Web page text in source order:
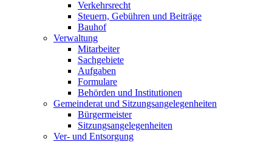
Verkehrsrecht
Steuern, Gebühren und Beiträge
Bauhof
Verwaltung
Mitarbeiter
Sachgebiete
Aufgaben
Formulare
Behörden und Institutionen
Gemeinderat und Sitzungsangelegenheiten
Bürgermeister
Sitzungsangelegenheiten
Ver- und Entsorgung